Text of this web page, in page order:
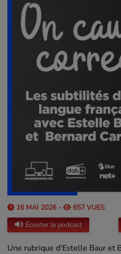
16 MAI 2026 -
657 VUES
Écouter le podcast
Une rubrique d'Estelle Baur et